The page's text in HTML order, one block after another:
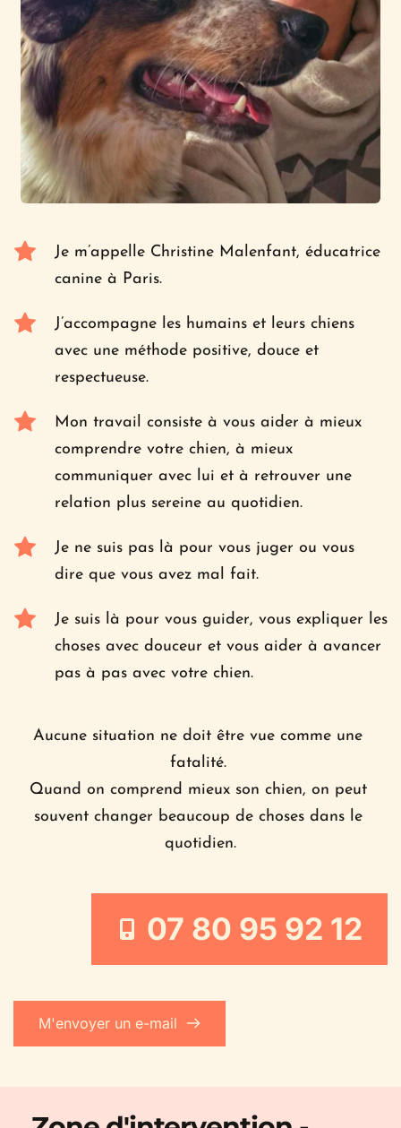
Je m’appelle Christine Malenfant, éducatrice
canine à Paris.
J’accompagne les humains et leurs chiens
avec une méthode positive, douce et
respectueuse.
Mon travail consiste à vous aider à mieux
comprendre votre chien, à mieux
communiquer avec lui et à retrouver une
relation plus sereine au quotidien.
Je ne suis pas là pour vous juger ou vous
dire que vous avez mal fait.
Je suis là pour vous guider, vous expliquer les
choses avec douceur et vous aider à avancer
pas à pas avec votre chien.
Aucune situation ne doit être vue comme une
fatalité.
Quand on comprend mieux son chien, on peut
souvent changer beaucoup de choses dans le
quotidien.
07 80 95 92 12
M'envoyer un e-mail